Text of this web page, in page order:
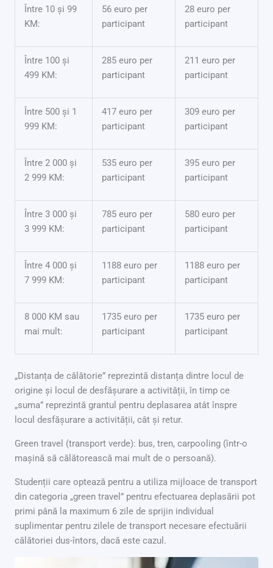
Între 10 și 99
KM:
56 euro per
participant
28 euro per
participant
Între 100 și
499 KM:
285 euro per
participant
211 euro per
participant
Între 500 și 1
999 KM:
417 euro per
participant
309 euro per
participant
Între 2 000 și
2 999 KM:
535 euro per
participant
395 euro per
participant
Între 3 000 și
3 999 KM:
785 euro per
participant
580 euro per
participant
Între 4 000 și
7 999 KM:
1188 euro per
participant
1188 euro per
participant
8 000 KM sau
mai mult:
1735 euro per
participant
1735 euro per
participant
„Distanța de călătorie” reprezintă distanța dintre locul de
origine și locul de desfășurare a activității, în timp ce
„suma” reprezintă grantul pentru deplasarea atât înspre
locul desfășurare a activității, cât și retur.
Green travel (transport verde): bus, tren, carpooling (într-o
mașină să călătorească mai mult de o persoană).
Studenții care optează pentru a utiliza mijloace de transport
din categoria „green travel” pentru efectuarea deplasării pot
primi până la maximum 6 zile de sprijin individual
suplimentar pentru zilele de transport necesare efectuării
călătoriei dus-întors, dacă este cazul.